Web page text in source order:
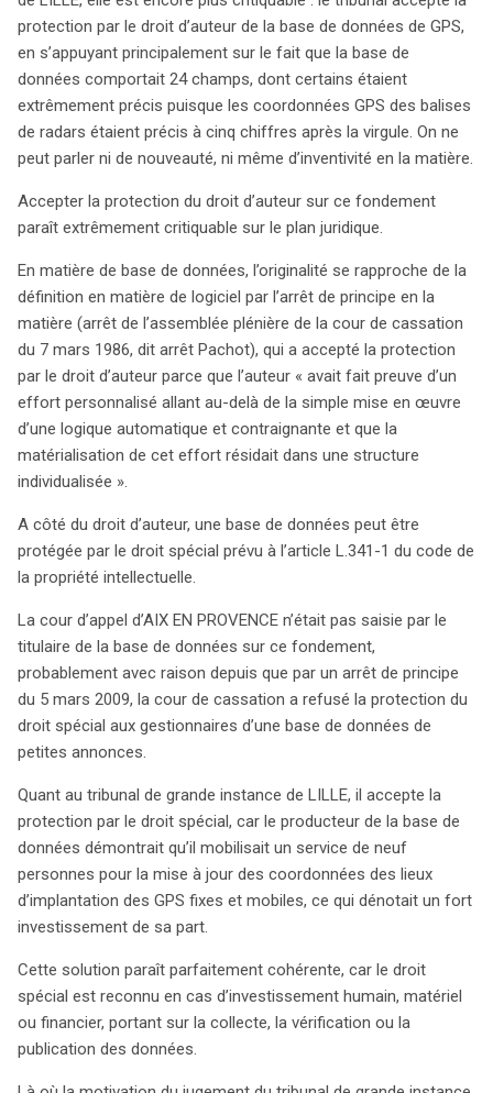
protection par le droit d’auteur de la base de données de GPS,
en s’appuyant principalement sur le fait que la base de
données comportait 24 champs, dont certains étaient
extrêmement précis puisque les coordonnées GPS des balises
de radars étaient précis à cinq chiffres après la virgule. On ne
peut parler ni de nouveauté, ni même d’inventivité en la matière.
Accepter la protection du droit d’auteur sur ce fondement
paraît extrêmement critiquable sur le plan juridique.
En matière de base de données, l’originalité se rapproche de la
définition en matière de logiciel par l’arrêt de principe en la
matière (arrêt de l’assemblée plénière de la cour de cassation
du 7 mars 1986, dit arrêt Pachot), qui a accepté la protection
par le droit d’auteur parce que l’auteur « avait fait preuve d’un
effort personnalisé allant au-delà de la simple mise en œuvre
d’une logique automatique et contraignante et que la
matérialisation de cet effort résidait dans une structure
individualisée ».
A côté du droit d’auteur, une base de données peut être
protégée par le droit spécial prévu à l’article L.341-1 du code de
la propriété intellectuelle.
La cour d’appel d’AIX EN PROVENCE n’était pas saisie par le
titulaire de la base de données sur ce fondement,
probablement avec raison depuis que par un arrêt de principe
du 5 mars 2009, la cour de cassation a refusé la protection du
droit spécial aux gestionnaires d’une base de données de
petites annonces.
Quant au tribunal de grande instance de LILLE, il accepte la
protection par le droit spécial, car le producteur de la base de
données démontrait qu’il mobilisait un service de neuf
personnes pour la mise à jour des coordonnées des lieux
d’implantation des GPS fixes et mobiles, ce qui dénotait un fort
investissement de sa part.
Cette solution paraît parfaitement cohérente, car le droit
spécial est reconnu en cas d’investissement humain, matériel
ou financier, portant sur la collecte, la vérification ou la
publication des données.